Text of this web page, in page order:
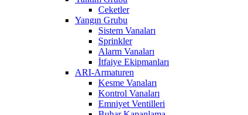
Ceketler
Yangın Grubu
Sistem Vanaları
Sprinkler
Alarm Vanaları
İtfaiye Ekipmanları
ARI-Armaturen
Kesme Vanaları
Kontrol Vanaları
Emniyet Ventilleri